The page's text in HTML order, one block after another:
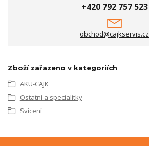
+420 792 757 523
obchod@cajkservis.cz
Zboží zařazeno v kategoriích
AKU-CAJK
Ostatní a specialitky
Svícení